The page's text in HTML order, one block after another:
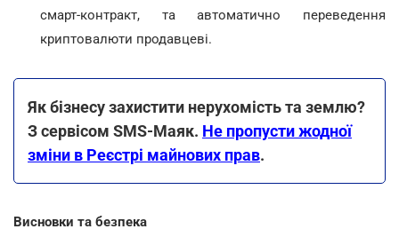
смарт-контракт, та автоматично переведення
криптовалюти продавцеві.
Як бізнесу захистити нерухомість та землю?
З сервісом SMS-Маяк. Не пропусти жодної
зміни в Реєстрі майнових прав.
Висновки та безпека